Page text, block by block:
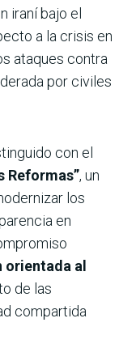
iraní bajo el
a la crisis en
ataques contra
por civiles
con el
Reformas”, un
los
en
orientada al
de las
compartida